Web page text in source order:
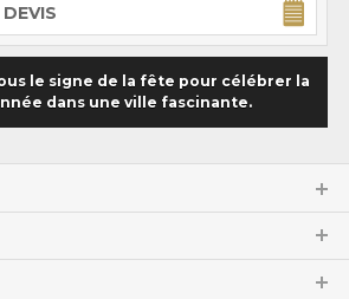
le signe de la fête pour célébrer la
dans une ville fascinante.